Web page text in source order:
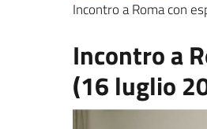
Incontro a Roma con
Incontro a
(16 luglio